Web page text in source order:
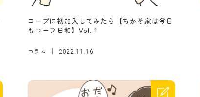
コープに初加入してみたら【ちかそ家は今日
もコープ日和】Vol.１
コラム 2022.11.16